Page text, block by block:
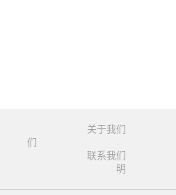
关于我们
们
联系我们
明